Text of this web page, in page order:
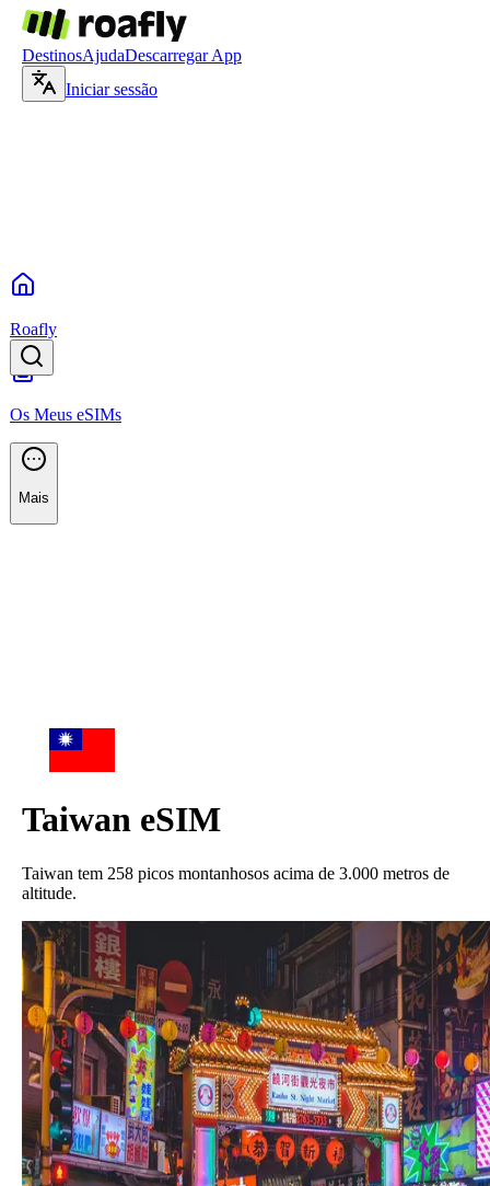
DestinosAjudaDescarregar App
Iniciar sessão
Roafly
Os Meus eSIMs
Mais
Taiwan eSIM
Taiwan tem 258 picos montanhosos acima de 3.000 metros de
altitude.